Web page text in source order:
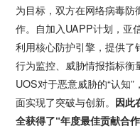
为目标，双方在网络病毒
作。自加入UAPP计划，亚
利用核心防护引擎，提供
行为监控、威胁情报指标
UOS对于恶意威胁的“认知
面实现了突破与创新。 因此
全获得了“年度最佳贡献合